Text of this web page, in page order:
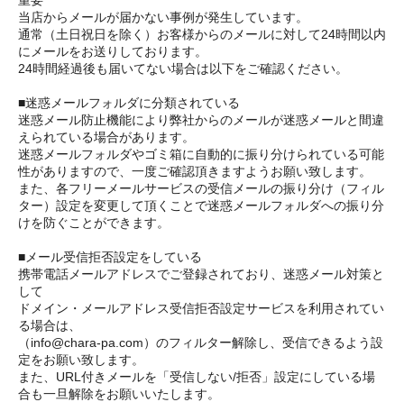
当店からメールが届かない事例が発生しています。
通常（土日祝日を除く）お客様からのメールに対して24時間以内
にメールをお送りしております。
24時間経過後も届いてない場合は以下をご確認ください。
■迷惑メールフォルダに分類されている
迷惑メール防止機能により弊社からのメールが迷惑メールと間違
えられている場合があります。
迷惑メールフォルダやゴミ箱に自動的に振り分けられている可能
性がありますので、一度ご確認頂きますようお願い致します。
また、各フリーメールサービスの受信メールの振り分け（フィル
ター）設定を変更して頂くことで迷惑メールフォルダへの振り分
けを防ぐことができます。
■メール受信拒否設定をしている
携帯電話メールアドレスでご登録されており、迷惑メール対策と
して
ドメイン・メールアドレス受信拒否設定サービスを利用されてい
る場合は、
（info@chara-pa.com）のフィルター解除し、受信できるよう設
定をお願い致します。
また、URL付きメールを「受信しない/拒否」設定にしている場
合も一旦解除をお願いいたします。